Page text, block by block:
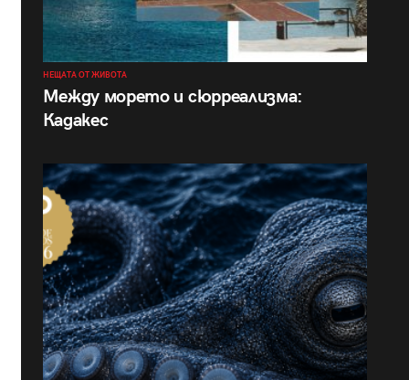
НЕЩАТА ОТ ЖИВОТА
Между морето и сюрреализма:
Кадакес